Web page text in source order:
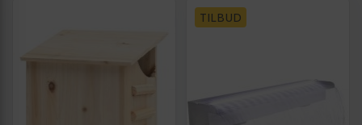
TILBUD